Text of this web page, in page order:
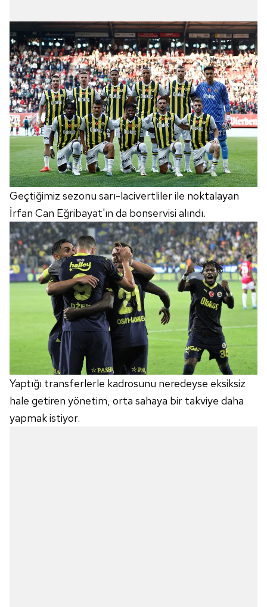
Geçtiğimiz sezonu sarı-lacivertliler ile noktalayan
İrfan Can Eğribayat'ın da bonservisi alındı.
Yaptığı transferlerle kadrosunu neredeyse eksiksiz
hale getiren yönetim, orta sahaya bir takviye daha
yapmak istiyor.